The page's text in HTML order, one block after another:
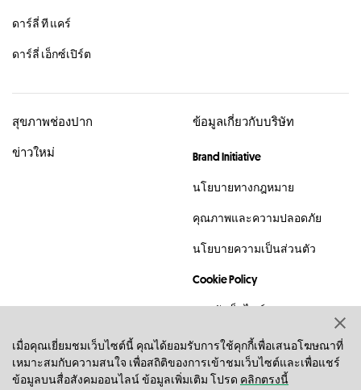
เมื่อคุณเยี่ยมชมเว็บไซต์นี้ คุณได้ยอมรับการใช้คุกกี้เพื่อเสนอโฆษณาที่
เหมาะสมกับความสนใจ เพื่อสถิติของการเข้าชมเว็บไซต์และเพื่อแชร์
ข้อมูลบนสื่อสังคมออนไลน์ ข้อมูลเพิ่มเติม โปรดคลิกตรงนี้
ดาร์ลี่ ที แคร์
ดาร์ลี่ เอ็กซ์เปิร์ต
สุขภาพช่องปาก
ข่าวใหม่
ข้อมูลเกี่ยวกับบริษัท
Brand Initiative
นโยบายทางกฎหมาย
คุณภาพและความปลอดภัย
นโยบายความเป็นส่วนตัว
Cookie Policy
แผนผังเว็บไซต์
ติดต่อเรา
© 2023 บริษัท ฮอว์ลี แอนด์ เฮเซิล (บีวีไอ) จำกัด ได้สงวนสิทธิ์ตามกฏ